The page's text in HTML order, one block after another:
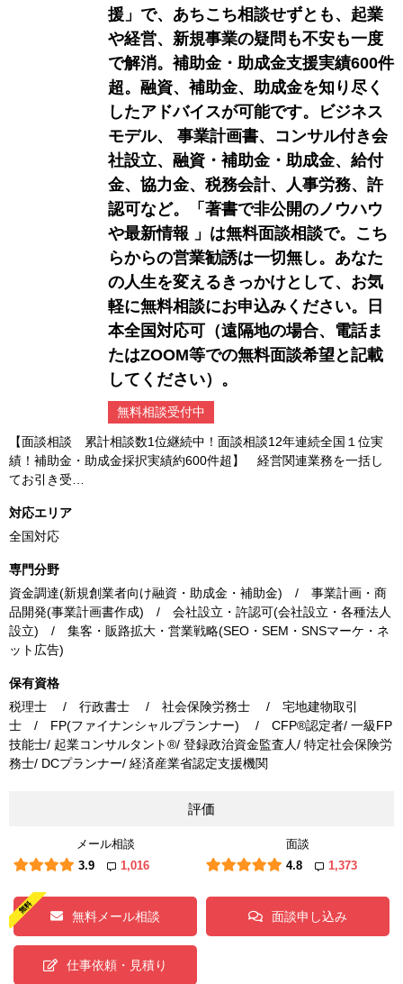
援」で、あちこち相談せずとも、起業
や経営、新規事業の疑問も不安も一度
で解消。補助金・助成金支援実績600件
超。融資、補助金、助成金を知り尽く
したアドバイスが可能です。ビジネス
モデル、 事業計画書、コンサル付き会
社設立、融資・補助金・助成金、給付
金、協力金、税務会計、人事労務、許
認可など。「著書で非公開のノウハウ
や最新情報 」は無料面談相談で。こち
らからの営業勧誘は一切無し。あなた
の人生を変えるきっかけとして、お気
軽に無料相談にお申込みください。日
本全国対応可（遠隔地の場合、電話ま
たはZOOM等での無料面談希望と記載
してください）。
無料相談受付中
【面談相談 累計相談数1位継続中！面談相談12年連続全国１位実
績！補助金・助成金採択実績約600件超】 経営関連業務を一括し
てお引き受…
対応エリア
全国対応
専門分野
資金調達(新規創業者向け融資・助成金・補助金) / 事業計画・商
品開発(事業計画書作成) / 会社設立・許認可(会社設立・各種法人
設立) / 集客・販路拡大・営業戦略(SEO・SEM・SNSマーケ・ネ
ット広告)
保有資格
税理士 / 行政書士 / 社会保険労務士 / 宅地建物取引
士 / FP(ファイナンシャルプランナー) / CFP®認定者/ 一級FP
技能士/ 起業コンサルタント®/ 登録政治資金監査人/ 特定社会保険労
務士/ DCプランナー/ 経済産業省認定支援機関
評価
メール相談
3.9
1,016
面談
4.8
1,373
無料メール相談 面談申し込み
仕事依頼・見積り